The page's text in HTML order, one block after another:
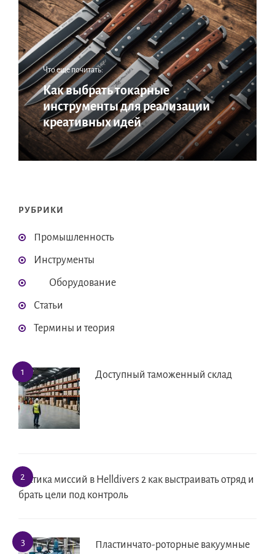
Что еще почитать:
Как выбрать токарные
инструменты для реализации
креативных идей
РУБРИКИ
Промышленность
Инструменты
Оборудование
Статьи
Термины и теория
Доступный таможенный склад
Тактика миссий в Helldivers 2 как выстраивать отряд и
брать цели под контроль
Пластинчато-роторные вакуумные